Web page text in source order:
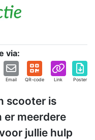
via:
Email QR-code Link Poster
scooter is
er meerdere
jullie hulp